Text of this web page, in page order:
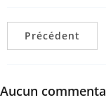
Précédent
Aucun